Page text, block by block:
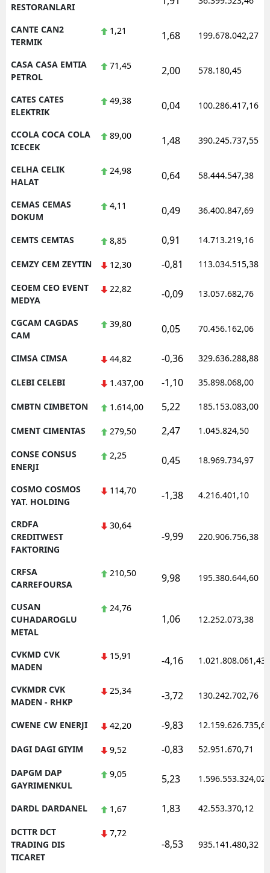
RESTORANLARI
CANTE CAN2
TERMIK
1,21 1,68 199.678.042,27
CASA CASA EMTIA
PETROL
71,45 2,00 578.180,45
CATES CATES
ELEKTRIK
49,38 0,04 100.286.417,16
CCOLA COCA COLA
ICECEK
89,00 1,48 390.245.737,55
CELHA CELIK
HALAT
24,98 0,64 58.444.547,38
CEMAS CEMAS
DOKUM
4,11 0,49 36.400.847,69
CEMTS CEMTAS 8,85 0,91 14.713.219,16
CEMZY CEM ZEYTIN 12,30 -0,81 113.034.515,38
CEOEM CEO EVENT
MEDYA
22,82 -0,09 13.057.682,76
CGCAM CAGDAS
CAM
39,80 0,05 70.456.162,06
CIMSA CIMSA 44,82 -0,36 329.636.288,88
CLEBI CELEBI 1.437,00 -1,10 35.898.068,00
CMBTN CIMBETON 1.614,00 5,22 185.153.083,00
CMENT CIMENTAS 279,50 2,47 1.045.824,50
CONSE CONSUS
ENERJI
2,25 0,45 18.969.734,97
COSMO COSMOS
YAT. HOLDING
114,70 -1,38 4.216.401,10
CRDFA
CREDITWEST
FAKTORING
30,64
-9,99 220.906.756,38
CRFSA
CARREFOURSA
210,50 9,98 195.380.644,60
CUSAN
CUHADAROGLU
METAL
24,76
1,06 12.252.073,38
CVKMD CVK
MADEN
15,91 -4,16 1.021.808.061,43
CVKMDR CVK
MADEN - RHKP
25,34 -3,72 130.242.702,76
CWENE CW ENERJI 42,20 -9,83 12.159.626.735,62
DAGI DAGI GIYIM 9,52 -0,83 52.951.670,71
DAPGM DAP
GAYRIMENKUL
9,05 5,23 1.596.553.324,02
DARDL DARDANEL 1,67 1,83 42.553.370,12
DCTTR DCT
TRADING DIS
TICARET
7,72
-8,53 935.141.480,32